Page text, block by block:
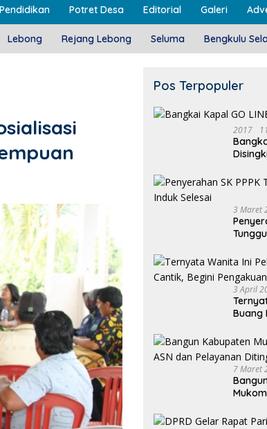
Pendidikan Potret Desa Editorial Galeri
Lebong Rejang Lebong Seluma Bengkulu
Pos Terpopuler
2017
3 Maret
3 April
Buang
7 Maret